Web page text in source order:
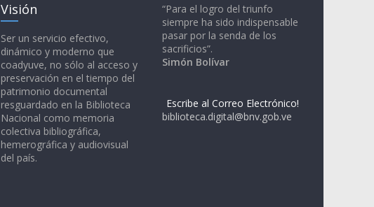
Visión
Ser un servicio efectivo,
dinámico y moderno que
coadyuve, no sólo al acceso y
preservación en el tiempo del
patrimonio documental
resguardado en la Biblioteca
Nacional como memoria
colectiva bibliográfica,
hemerográfica y audiovisual
del país.
“Para el logro del triunfo
siempre ha sido indispensable
pasar por la senda de los
sacrificios”.
Simón Bolívar
Escribe al Correo Electrónico!
biblioteca.digital@bnv.gob.ve